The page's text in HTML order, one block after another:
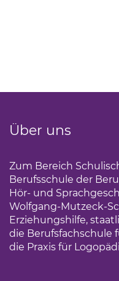
Über uns
Zum Bereich
Berufsschule der
Hör- und
Wolfgang-Mutzeck-
Erziehungshilfe,
die Berufsfachschule
die Praxis für